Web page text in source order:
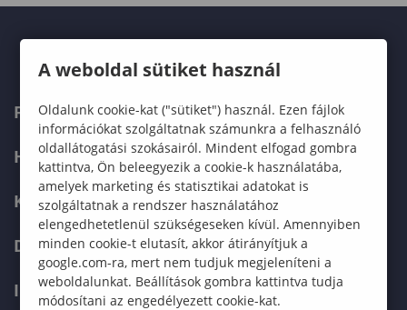
FELVÉTELIZŐKNEK
HALLGATÓKNAK
KÉPZÉSEK
DOKTORI ISKOLA
INTERNATIONAL
A weboldal sütiket használ
Oldalunk cookie-kat ("sütiket") használ. Ezen fájlok
információkat szolgáltatnak számunkra a felhasználó
oldallátogatási szokásairól. Mindent elfogad gombra
kattintva, Ön beleegyezik a cookie-k használatába,
amelyek marketing és statisztikai adatokat is
szolgáltatnak a rendszer használatához
elengedhetetlenül szükségeseken kívül. Amennyiben
minden cookie-t elutasít, akkor átirányítjuk a
google.com-ra, mert nem tudjuk megjeleníteni a
weboldalunkat. Beállítások gombra kattintva tudja
módosítani az engedélyezett cookie-kat.